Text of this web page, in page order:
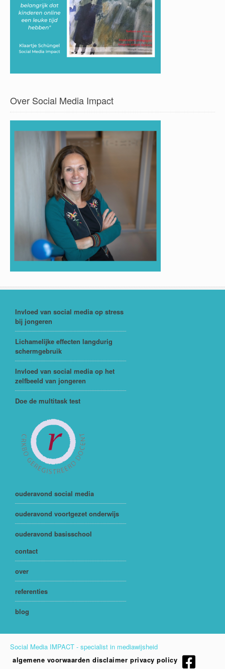
Over Social Media Impact
Invloed van social media op stress
bij jongeren
Lichamelijke effecten langdurig
schermgebruik
Invloed van social media op het
zelfbeeld van jongeren
Doe de multitask test
ouderavond social media
ouderavond voortgezet onderwijs
ouderavond basisschool
contact
over
referenties
blog
Social Media IMPACT - specialist in mediawijsheid
algemene voorwaarden disclaimer privacy policy